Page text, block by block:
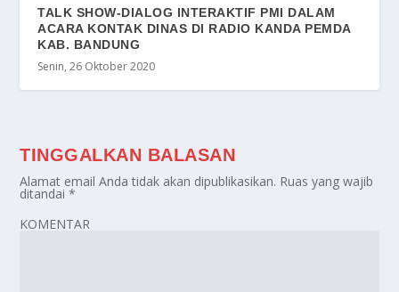
TALK SHOW-DIALOG INTERAKTIF PMI DALAM
ACARA KONTAK DINAS DI RADIO KANDA PEMDA
KAB. BANDUNG
Senin, 26 Oktober 2020
TINGGALKAN BALASAN
Alamat email Anda tidak akan dipublikasikan. Ruas yang wajib
ditandai*
KOMENTAR